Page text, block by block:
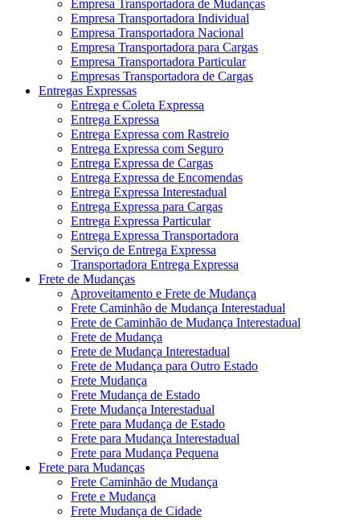
Empresa Transportadora de Mudanças
Empresa Transportadora Individual
Empresa Transportadora Nacional
Empresa Transportadora para Cargas
Empresa Transportadora Particular
Empresas Transportadora de Cargas
Entregas Expressas
Entrega e Coleta Expressa
Entrega Expressa
Entrega Expressa com Rastreio
Entrega Expressa com Seguro
Entrega Expressa de Cargas
Entrega Expressa de Encomendas
Entrega Expressa Interestadual
Entrega Expressa para Cargas
Entrega Expressa Particular
Entrega Expressa Transportadora
Serviço de Entrega Expressa
Transportadora Entrega Expressa
Frete de Mudanças
Aproveitamento e Frete de Mudança
Frete Caminhão de Mudança Interestadual
Frete de Caminhão de Mudança Interestadual
Frete de Mudança
Frete de Mudança Interestadual
Frete de Mudança para Outro Estado
Frete Mudança
Frete Mudança de Estado
Frete Mudança Interestadual
Frete para Mudança de Estado
Frete para Mudança Interestadual
Frete para Mudança Pequena
Frete para Mudanças
Frete Caminhão de Mudança
Frete e Mudança
Frete Mudança de Cidade